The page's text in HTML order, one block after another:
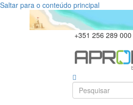
Saltar para o conteúdo principal
+351 256 289 000